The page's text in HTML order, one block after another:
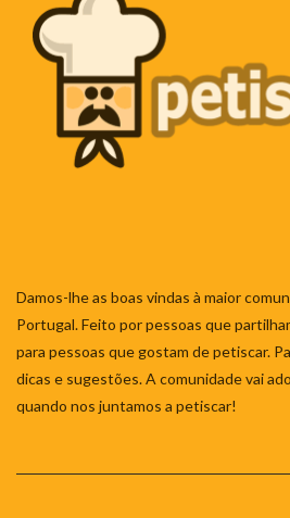
Damos-lhe as boas vindas à maior
Portugal. Feito por pessoas que
para pessoas que gostam de petiscar.
dicas e sugestões. A comunidade vai
quando nos juntamos a petiscar!